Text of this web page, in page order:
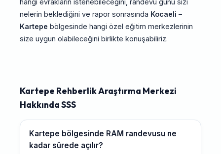
hangi evrakların istenebileceğini, randevu günü sizi
nelerin beklediğini ve rapor sonrasında Kocaeli –
Kartepe bölgesinde hangi özel eğitim merkezlerinin
size uygun olabileceğini birlikte konuşabiliriz.
Kartepe Rehberlik Araştırma Merkezi
Hakkında SSS
Kartepe bölgesinde RAM randevusu ne
kadar sürede açılır?